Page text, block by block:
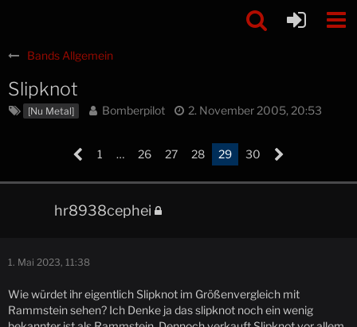
Bands Allgemein
Slipknot
[Nu Metal] Bomberpilot 2. November 2005, 20:53
1 … 26 27 28 29 30
hr8938cephei
1. Mai 2023, 11:38
Wie würdet ihr eigentlich Slipknot im Größenvergleich mit
Rammstein sehen? Ich Denke ja das slipknot noch ein wenig